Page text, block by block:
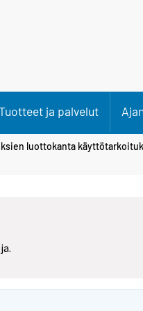
ja palvelut
luottokanta